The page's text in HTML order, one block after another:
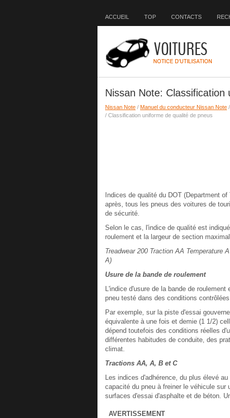
ACCUEIL TOP CONTACTS
Nissan Note:
Nissan Note / Manuel du conducteur Nissan Note /
/ Classification uniforme de qualité de pneus
Indices de qualité du DOT (Department
après, tous les pneus des voitures de
de sécurité.
Selon le cas, l'indice de qualité est
roulement et la largeur de section
Treadwear 200 Traction AA Temperature
A)
Usure de la bande de roulement
L'indice d'usure de la bande de
pneu testé dans des conditions
Par exemple, sur la piste d'essai
équivalente à une fois et demie (1 1/2)
dépend toutefois des conditions réelles
différentes habitudes de conduite, des
climat.
Tractions AA, A, B et C
Les indices d'adhérence, du plus élevé
capacité du pneu à freiner le véhicule
surfaces d'essai d'asphalte et de béton.
AVERTISSEMENT